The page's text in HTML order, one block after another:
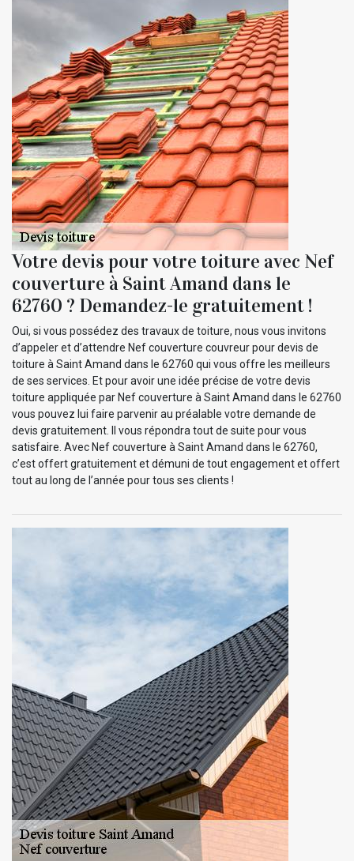
Votre devis pour votre toiture avec Nef
couverture à Saint Amand dans le
62760 ? Demandez-le gratuitement !
Oui, si vous possédez des travaux de toiture, nous vous invitons
d’appeler et d’attendre Nef couverture couvreur pour devis de
toiture à Saint Amand dans le 62760 qui vous offre les meilleurs
de ses services. Et pour avoir une idée précise de votre devis
toiture appliquée par Nef couverture à Saint Amand dans le 62760
vous pouvez lui faire parvenir au préalable votre demande de
devis gratuitement. Il vous répondra tout de suite pour vous
satisfaire. Avec Nef couverture à Saint Amand dans le 62760,
c’est offert gratuitement et démuni de tout engagement et offert
tout au long de l’année pour tous ses clients !